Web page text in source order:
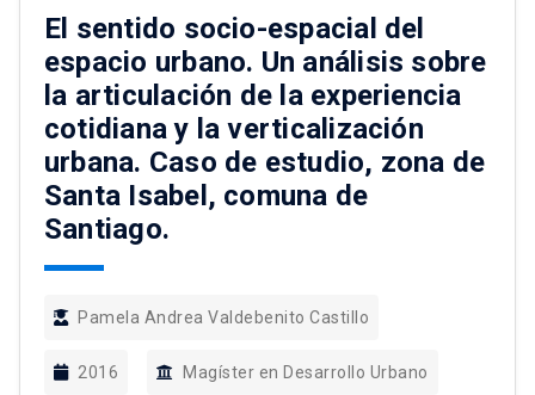
de su titular, […]
El sentido socio-espacial del
espacio urbano. Un análisis sobre
la articulación de la experiencia
cotidiana y la verticalización
urbana. Caso de estudio, zona de
Santa Isabel, comuna de
Santiago.
Pamela Andrea Valdebenito Castillo
2016 Magíster en Desarrollo Urbano